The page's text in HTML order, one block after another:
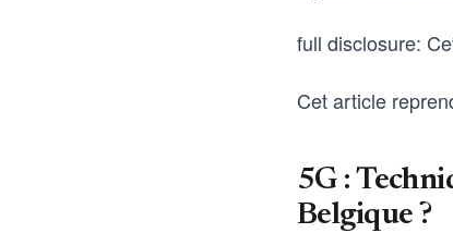
full disclosure:
Cet article
5G :
Belgique ?